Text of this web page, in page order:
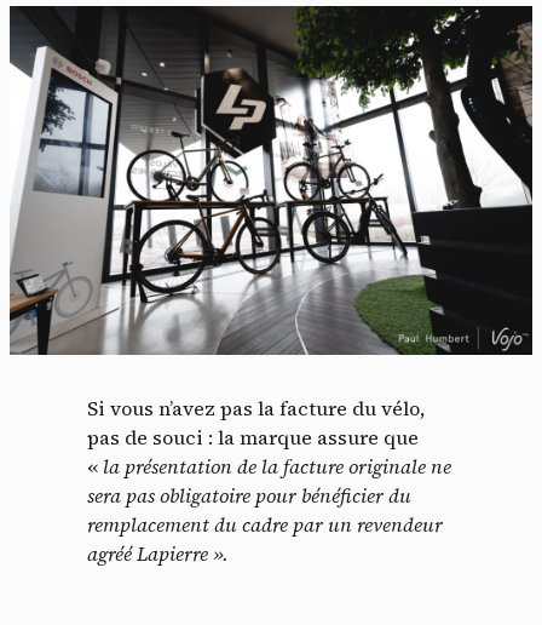
Si vous n’avez pas la facture du vélo,
pas de souci : la marque assure que
« la présentation de la facture originale ne
sera pas obligatoire pour bénéficier du
remplacement du cadre par un revendeur
agréé Lapierre ».